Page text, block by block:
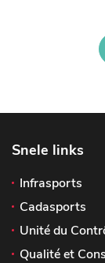
Snele links
Infrasports
Cadasports
Unité du
Qualité et